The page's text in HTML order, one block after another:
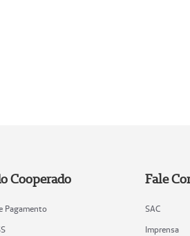
Cooperado
Pagamento
Fale
SAC
Imprensa